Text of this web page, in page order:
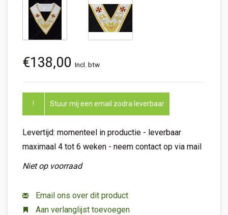
€138,00 Incl. btw
! Stuur mij een email zodra leverbaar
Levertijd: momenteel in productie - leverbaar
maximaal 4 tot 6 weken - neem contact op via mail
Niet op voorraad
Email ons over dit product
Aan verlanglijst toevoegen